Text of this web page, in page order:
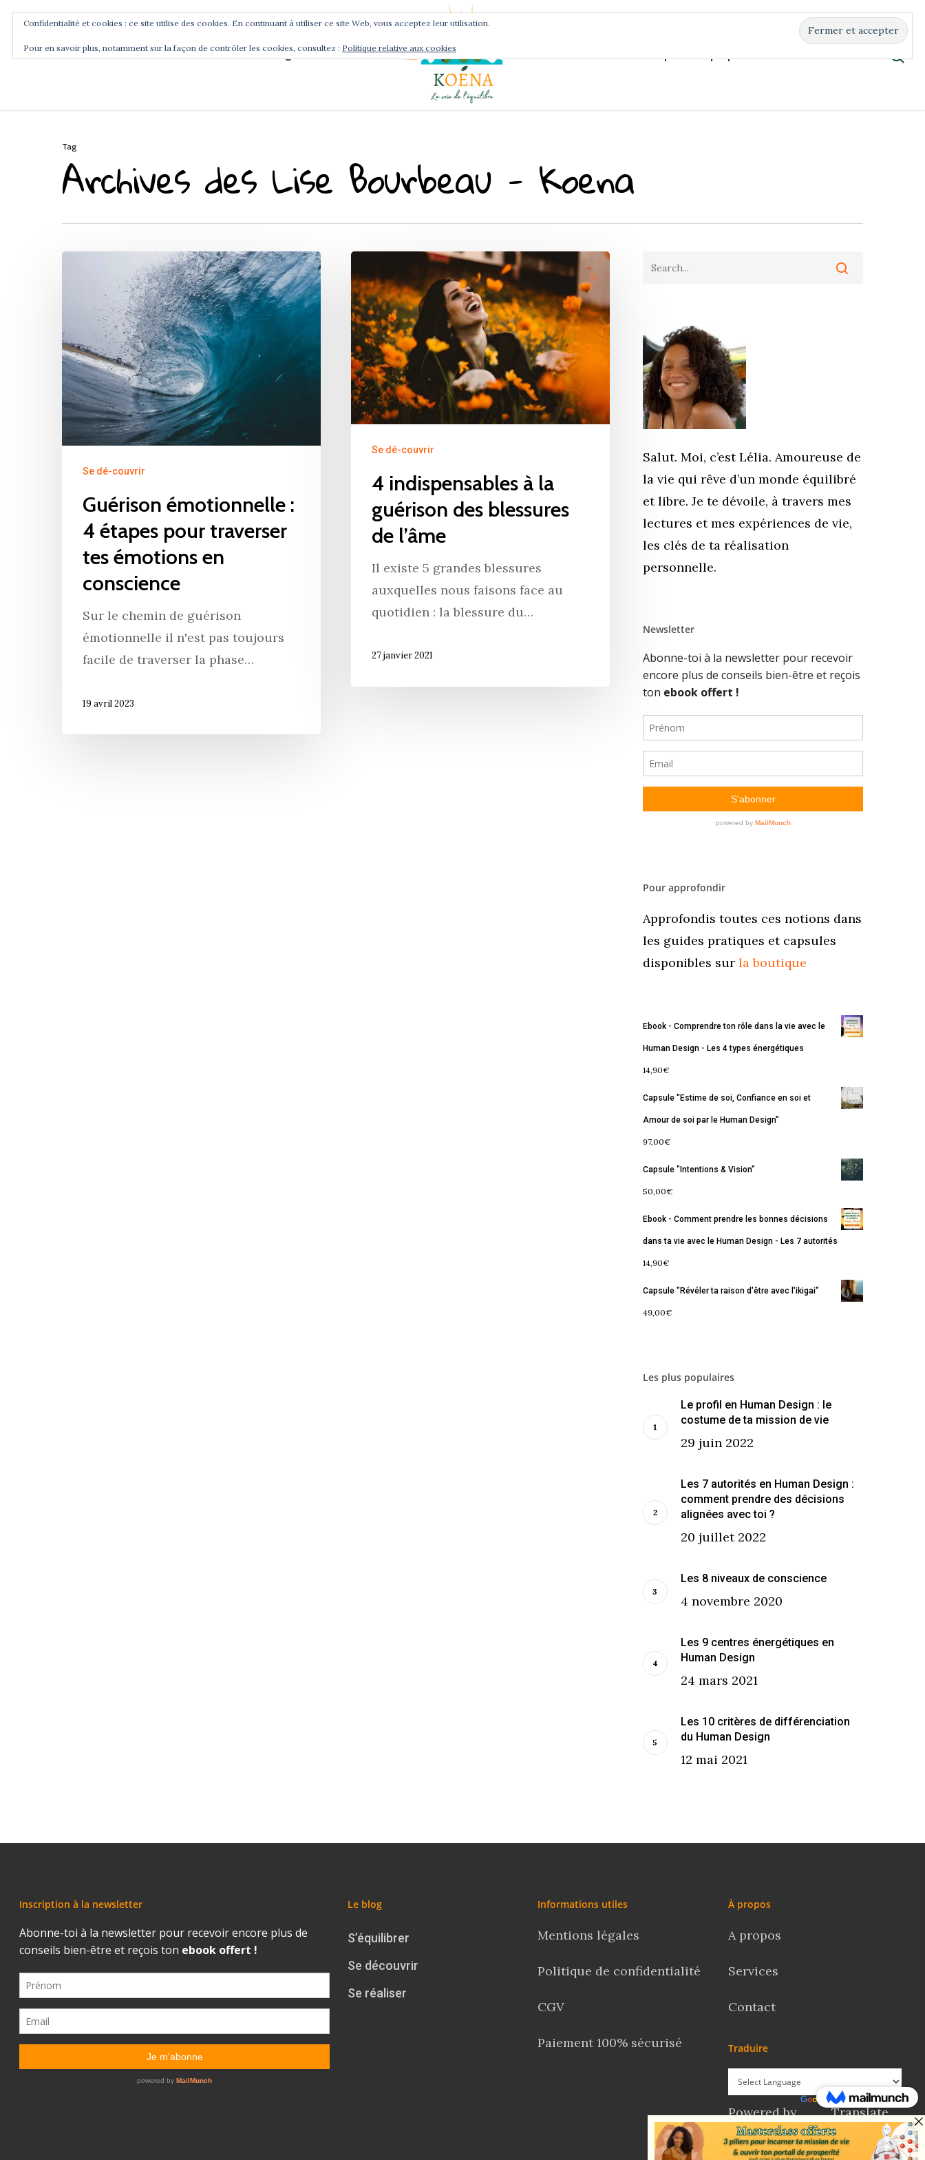
Hit enter to search or ESC to close
Accueil Commence ici Blog Podcast
Tag
Archives des Lise Bourbeau - Koena
Se dé-couvrir
Guérison émotionnelle :
4 étapes pour traverser
tes émotions en
conscience
Sur le chemin de guérison
émotionnelle il n'est pas toujours
facile de traverser la phase…
19 avril 2023
Se dé-couvrir
4 indispensables à la
guérison des blessures
de l’âme
Il existe 5 grandes blessures
auxquelles nous faisons face au
quotidien : la blessure du…
27 janvier 2021
Salut. Moi, c’est Lélia. Amoureuse de
la vie qui rêve d’un monde équilibré
et libre. Je te dévoile, à travers mes
lectures et mes expériences de vie,
les clés de ta réalisation
personnelle.
Newsletter
Pour approfondir
Approfondis toutes ces notions dans
les guides pratiques et capsules
disponibles surla boutique
Ebook - Comprendre ton rôle dans la vie avec le
Human Design - Les 4 types énergétiques
14,90€
Capsule "Estime de soi, Confiance en soi et
Amour de soi par le Human Design"
97,00€
Capsule "Intentions & Vision"
50,00€
Ebook - Comment prendre les bonnes décisions
dans ta vie avec le Human Design - Les 7 autorités
14,90€
Capsule "Révéler ta raison d'être avec l'ikigai"
49,00€
Les plus populaires
Le profil en Human Design : le
costume de ta mission de vie
29 juin 2022
Les 7 autorités en Human Design :
comment prendre des décisions
alignées avec toi ?
20 juillet 2022
Les 8 niveaux de conscience
4 novembre 2020
Les 9 centres énergétiques en
Human Design
24 mars 2021
Les 10 critères de différenciation
du Human Design
12 mai 2021
Inscription à la newsletter Le blog
S’équilibrer
Se découvrir
Se réaliser
Informations utiles
Mentions légales
Politique de confidentialité
CGV
Paiement 100% sécurisé
À propos
A propos
Services
Contact
Traduire
Powered by Translate
Confidentialité et cookies : ce site utilise des cookies. En continuant à utiliser ce site Web, vous acceptez leur utilisation.
Pour en savoir plus, notamment sur la façon de contrôler les cookies, consultez : Politique relative aux cookies